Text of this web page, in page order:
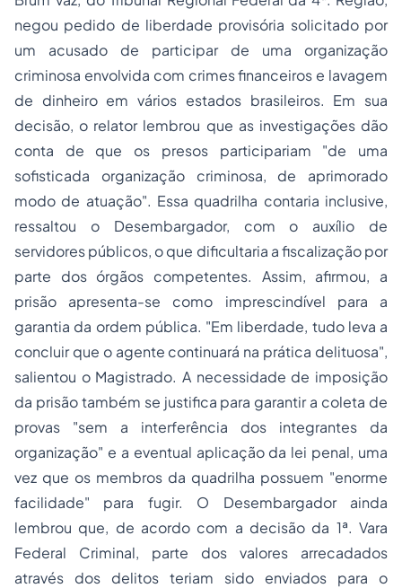
negou pedido de liberdade provisória solicitado por
um acusado de participar de uma organização
criminosa envolvida com crimes financeiros e lavagem
de dinheiroem vários estados brasileiros. Em sua
decisão, o relator lembrou que as investigações dão
conta de que os presos participariam "de uma
sofisticada organização criminosa, de aprimorado
modo de atuação". Essa quadrilha contaria inclusive,
ressaltou o Desembargador, com o auxílio de
servidores públicos, o que dificultaria afiscalizaçãopor
parte dos órgãos competentes. Assim, afirmou, a
prisão apresenta-se como imprescindível para a
garantia da ordem pública. "Em liberdade, tudo leva a
concluir que o agente continuará na prática delituosa",
salientou o Magistrado. A necessidade de imposição
da prisão também se justifica para garantir a coleta de
provas "sem a interferência dos integrantes da
organização" e a eventual aplicação da lei penal, uma
vez que os membros da quadrilha possuem "enorme
facilidade" para fugir. O Desembargador ainda
lembrou que, de acordo com a decisão da 1ª. Vara
Federal Criminal, parte dos valores arrecadados
através dos delitos teriam sido enviados para o